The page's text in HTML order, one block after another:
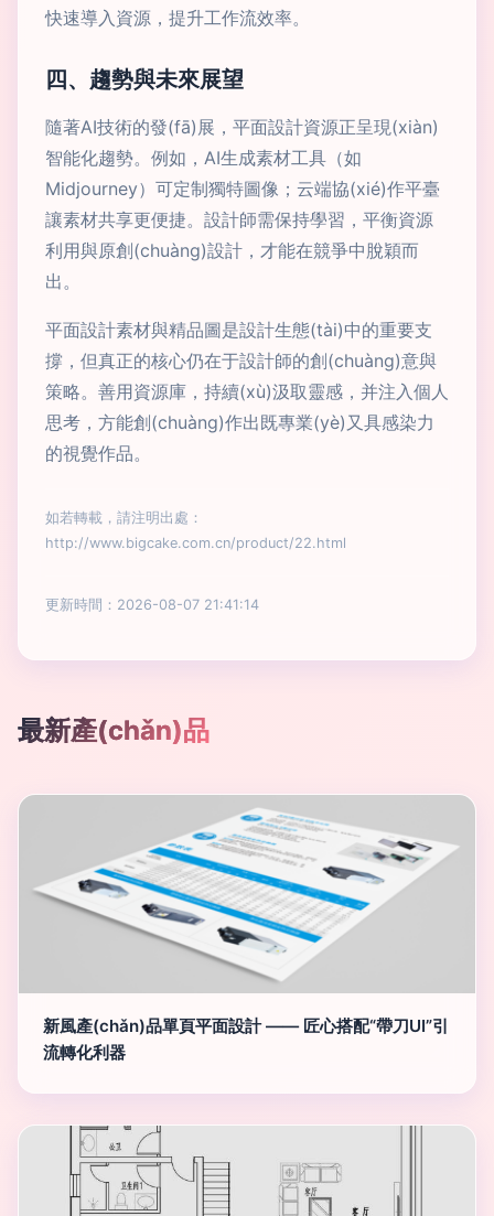
快速導入資源，提升工作流效率。
四、趨勢與未來展望
隨著AI技術的發(fā)展，平面設計資源正呈現(xiàn)
智能化趨勢。例如，AI生成素材工具（如
Midjourney）可定制獨特圖像；云端協(xié)作平臺
讓素材共享更便捷。設計師需保持學習，平衡資源
利用與原創(chuàng)設計，才能在競爭中脫穎而
出。
平面設計素材與精品圖是設計生態(tài)中的重要支
撐，但真正的核心仍在于設計師的創(chuàng)意與
策略。善用資源庫，持續(xù)汲取靈感，并注入個人
思考，方能創(chuàng)作出既專業(yè)又具感染力
的視覺作品。
如若轉載，請注明出處：
http://www.bigcake.com.cn/product/22.html
更新時間：2026-08-07 21:41:14
最新產(chǎn)品
新風產(chǎn)品單頁平面設計 —— 匠心搭配“帶刀UI”引
流轉化利器